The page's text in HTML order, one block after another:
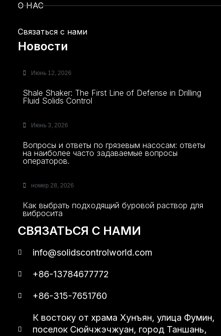
О НАС
Связаться с нами
Новости
Июнь 12, 2026
Shale Shaker: The First Line of Defense in Drilling
Fluid Solids Control
Июнь 3, 2026
Вопросы и ответы по грязевым насосам: ответы
на наиболее часто задаваемые вопросы
операторов.
номер 28, 2026
Как выбрать подходящий буровой раствор для
вибросита
СВЯЗАТЬСЯ С НАМИ
info@solidscontrolworld.com
+86-13784677772
+86-315-7651760
К востоку от храма Хунъян, улица Фумин,
поселок Сюйчжэчжуан, город Таншань,